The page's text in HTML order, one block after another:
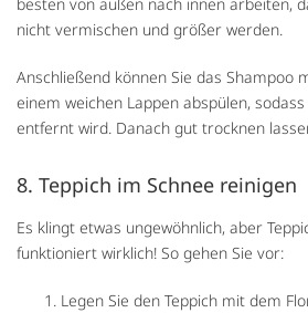
nicht vermischen und größer werden.
Anschließend können Sie das Shampoo
einem weichen Lappen abspülen,
entfernt wird. Danach gut trocknen
8. Teppich im Schnee reinigen
Es klingt etwas ungewöhnlich, aber
funktioniert wirklich! So gehen Sie vor:
Legen Sie den Teppich mit dem